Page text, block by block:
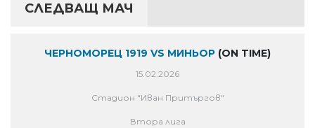
СЛЕДВАЩ МАЧ
ЧЕРНОМОРЕЦ 1919 VS МИНЬОР (ON TIME)
15.02.2026
Стадион "Иван Притъргов"
Втора лига